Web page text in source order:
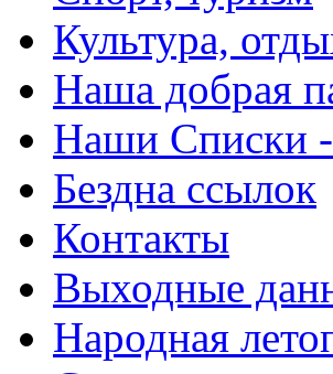
Культура,
Наша добрая
Наши Списки
Бездна ссылок
Контакты
Выходные
Народная